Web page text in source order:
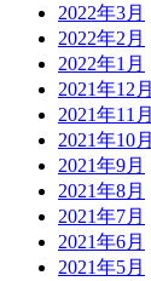
2022年3月
2022年2月
2022年1月
2021年12月
2021年11月
2021年10月
2021年9月
2021年8月
2021年7月
2021年6月
2021年5月